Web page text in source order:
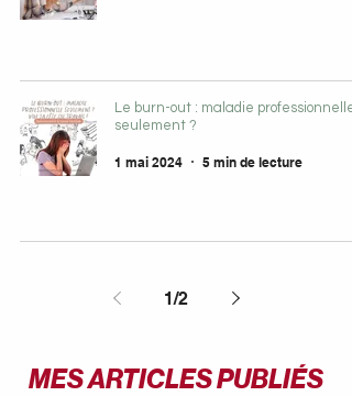
Le burn-out : maladie professionnelle
seulement ?
1 mai 2024 5 min de lecture
1/2
MES ARTICLES PUBLIÉS